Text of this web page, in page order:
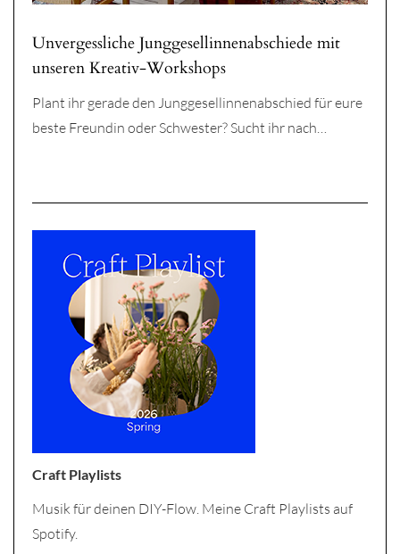
Unvergessliche Junggesellinnenabschiede mit
unseren Kreativ-Workshops
Plant ihr gerade den Junggesellinnenabschied für eure
beste Freundin oder Schwester? Sucht ihr nach…
Craft Playlists
Musik für deinen DIY-Flow. Meine Craft Playlists auf
Spotify.